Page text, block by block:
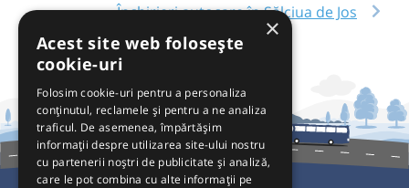
Închirieri autocare în Sălciua de Jos
×
Acest site web folosește
cookie-uri
Folosim cookie-uri pentru a personaliza
conținutul, reclamele și pentru a ne analiza
traficul. De asemenea, împărtășim
informații despre utilizarea site-ului nostru
cu partenerii noștri de publicitate și analiză,
care le pot combina cu alte informații pe